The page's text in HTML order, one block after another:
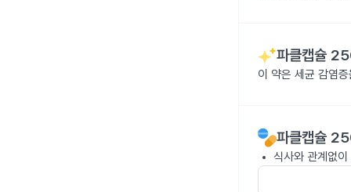
파클캡슐
이 약은 세균 감염
파클캡슐
식사와 관계없